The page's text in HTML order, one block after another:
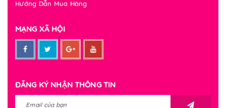
Hướng Dẫn Mua Hàng
MẠNG XÃ HỘI
ĐĂNG KÝ NHẬN THÔNG TIN